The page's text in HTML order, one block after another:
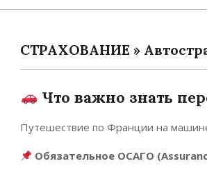
СТРАХОВАНИЕ »
Что важно знать
Путешествие по Франции на
Обязательное ОСАГО